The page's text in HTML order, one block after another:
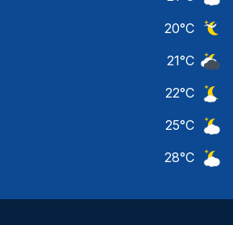
20°C
21°C
22°C
25°C
28°C